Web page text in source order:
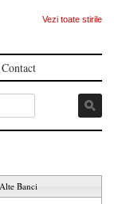
Vezi toate stirile
Contact
Alte Banci